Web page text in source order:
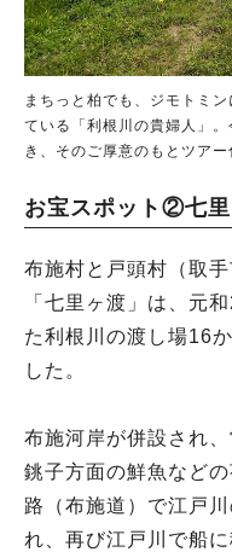
まちっと柏でも、ジモトミ
ている「利根川の貴婦人」
き、そのご厚意のもとツアー
お宝スポット②七
布施村と戸頭村（取
「七里ヶ渡」は、元
た利根川の渡し場16
した。
布施河岸が併設され
銚子方面の鮮魚など
路（布施道）で江戸
れ、再び江戸川で船